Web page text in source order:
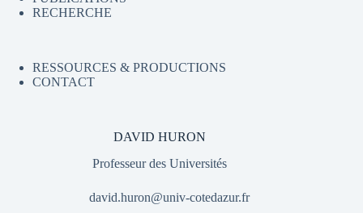
RECHERCHE
RESSOURCES & PRODUCTIONS
CONTACT
DAVID HURON
Professeur des Universités
david.huron@univ-cotedazur.fr